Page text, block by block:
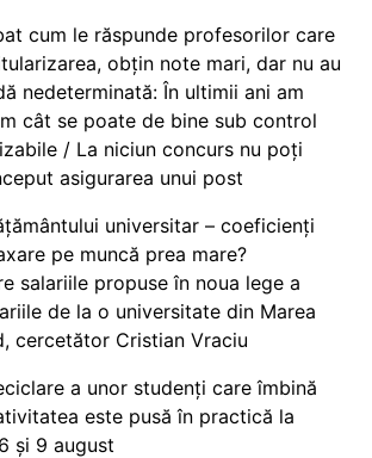
cum le răspunde profesorilor care
obțin note mari, dar nu au
nedeterminată: În ultimii ani am
cât se poate de bine sub control
/ La niciun concurs nu poți
asigurarea unui post
universitar – coeficienți
pe muncă prea mare?
salariile propuse în noua lege a
de la o universitate din Marea
cercetător Cristian Vraciu
a unor studenți care îmbină
este pusă în practică la
și 9 august